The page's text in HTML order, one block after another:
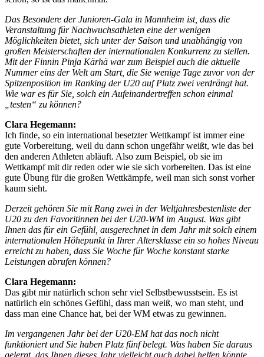
Das Besondere der Junioren-Gala in Mannheim ist, dass die
Veranstaltung für Nachwuchsathleten eine der wenigen
Möglichkeiten bietet, sich unter der Saison und unabhängig von
großen Meisterschaften der internationalen Konkurrenz zu stellen.
Mit der Finnin Pinja Kärhä war zum Beispiel auch die aktuelle
Nummer eins der Welt am Start, die Sie wenige Tage zuvor von der
Spitzenposition im Ranking der U20 auf Platz zwei verdrängt hat.
Wie war es für Sie, solch ein Aufeinandertreffen schon einmal
„testen“ zu können?
Clara Hegemann:
Ich finde, so ein international besetzter Wettkampf ist immer eine
gute Vorbereitung, weil du dann schon ungefähr weißt, wie das bei
den anderen Athleten abläuft. Also zum Beispiel, ob sie im
Wettkampf mit dir reden oder wie sie sich vorbereiten. Das ist eine
gute Übung für die großen Wettkämpfe, weil man sich sonst vorher
kaum sieht.
Derzeit gehören Sie mit Rang zwei in der Weltjahresbestenliste der
U20 zu den Favoritinnen bei der U20-WM im August. Was gibt
Ihnen das für ein Gefühl, ausgerechnet in dem Jahr mit solch einem
internationalen Höhepunkt in Ihrer Altersklasse ein so hohes Niveau
erreicht zu haben, dass Sie Woche für Woche konstant starke
Leistungen abrufen können?
Clara Hegemann:
Das gibt mir natürlich schon sehr viel Selbstbewusstsein. Es ist
natürlich ein schönes Gefühl, dass man weiß, wo man steht, und
dass man eine Chance hat, bei der WM etwas zu gewinnen.
Im vergangenen Jahr bei der U20-EM hat das noch nicht
funktioniert und Sie haben Platz fünf belegt. Was haben Sie daraus
gelernt, das Ihnen dieses Jahr vielleicht auch dabei helfen könnte,